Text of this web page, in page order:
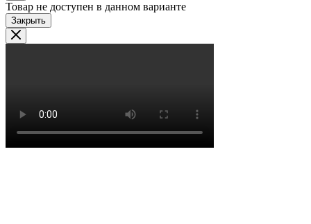
Товар не доступен в данном варианте
Закрыть